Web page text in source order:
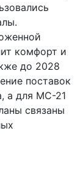
комфорт и
до 2028
поставок
а для МС-21
связаны